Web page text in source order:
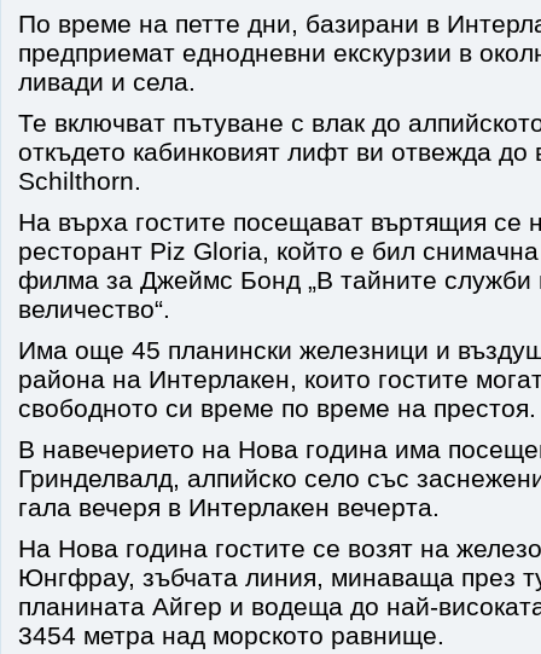
По време на петте дни, базирани в
предприемат еднодневни екскурзии в
ливади и села.
Те включват пътуване с влак до
откъдето кабинковият лифт ви отвежда до
Schilthorn.
На върха гостите посещават въртящия се
ресторант Piz Gloria, който е бил
филма за Джеймс Бонд „В тайните служби
величество“.
Има още 45 планински железници и
района на Интерлакен, които гостите
свободното си време по време на престоя.
В навечерието на Нова година има
Гринделвалд, алпийско село със
гала вечеря в Интерлакен вечерта.
На Нова година гостите се возят на
Юнгфрау, зъбчата линия, минаваща през
планината Айгер и водеща до най-
3454 метра над морското равнище.